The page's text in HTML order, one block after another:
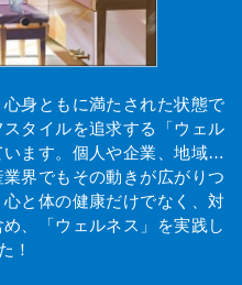
身ともに満たされた状態で
タイルを追求する「ウェル
ます。個人や企業、地域…
界でもその動きが広がりつ
と体の健康だけでなく、対
、「ウェルネス」を実践し
！